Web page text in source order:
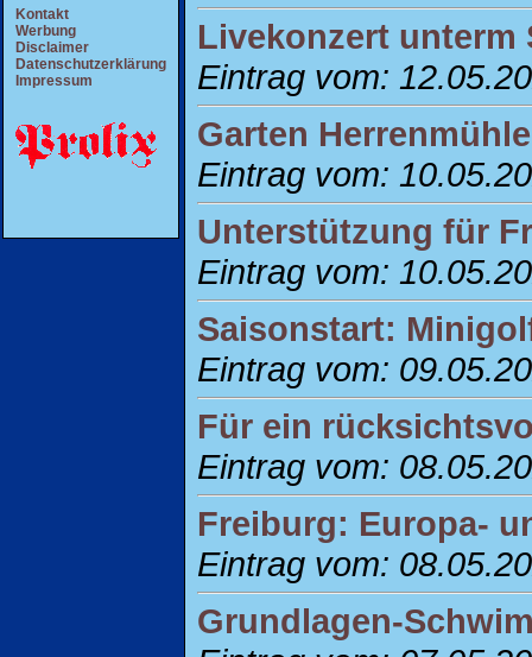
Kontakt
Werbung
Disclaimer
Datenschutzerklärung
Impressum
Livekonzert unterm
Eintrag vom:
Garten
Eintrag vom:
Unterstützung für
Eintrag vom:
Saisonstart:
Eintrag vom:
Für ein
Eintrag vom:
Freiburg: Europa-
Eintrag vom:
Grundlagen-